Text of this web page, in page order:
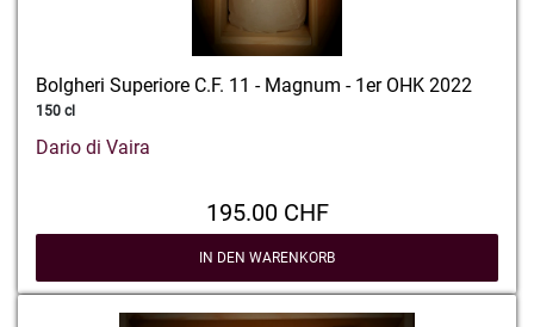
Bolgheri Superiore C.F. 11 - Magnum - 1er OHK 2022
150 cl
Dario di Vaira
195.00 CHF
IN DEN WARENKORB